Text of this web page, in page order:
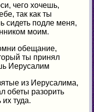
чего хочешь,
так как ты
сидеть подле меня,
моим.
обещание,
ты принял
Иерусалим
из Иерусалима,
обеты разорить
туда.